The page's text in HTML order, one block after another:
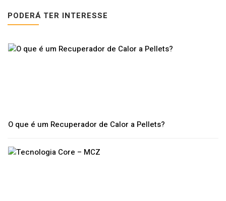
PODERÁ TER INTERESSE
O que é um Recuperador de Calor a Pellets?